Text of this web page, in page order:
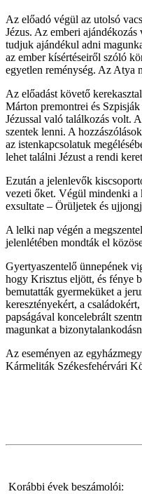
Az előadó végül az utolsó
Jézus. Az emberi
tudjuk ajándékul adni
az ember kísértéseiről szóló
egyetlen reménység. Az Atya
Az előadást követő
Márton premontrei és
Jézussal való találkozás volt.
szentek lenni. A
az istenkapcsolatuk
lehet találni Jézust a rendi
Ezután a jelenlevők
vezeti őket. Végül mindenki a
exsultate – Örüljetek és
A lelki nap végén a
jelenlétében mondták el
Gyertyaszentelő ünnepének
hogy Krisztus eljött, és fénye
bemutatták gyermeküket a
keresztényekért, a
papságával koncelebrált
magunkat a
Az eseményen az
Kármeliták Székesfehérvári
Korábbi évek beszámolói: